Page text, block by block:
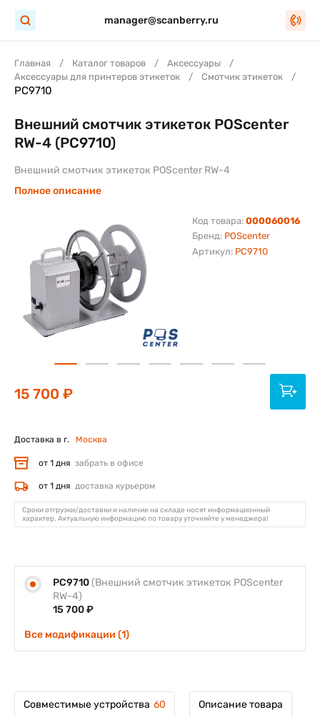
manager@scanberry.ru
Главная Каталог товаров
Аксессуары
Аксессуары для принтеров этикеток
Смотчик этикеток
PC9710
Бренд: POScenter
Код товара: 000060016
Артикул: PC9710
Внешний смотчик этикеток POScenter
RW-4 (PC9710)
Внешний смотчик этикеток POScenter RW-4
Полное описание
PC9710 (Внешний смотчик этикеток POScenter
RW-4)
15 700 ₽
Все модификации (1)
15 700 ₽
Доставка в г. Москва
от 1 дня забрать в офисе
от 1 дня доставка курьером
Сроки отгрузки/доставки и наличие на складе носят информационный
характер. Актуальную информацию по товару уточняйте у менеджера!
Совместимые устройства 60 Описание товара